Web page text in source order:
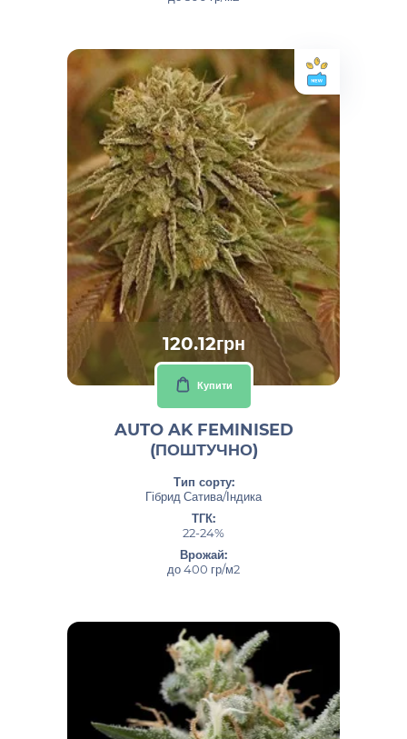
120.12грн
Купити
AUTO AK FEMINISED
(ПОШТУЧНО)
Тип сорту:
Гібрид Сатива/Індика
ТГК:
22-24%
Врожай:
до 400 гр/м2